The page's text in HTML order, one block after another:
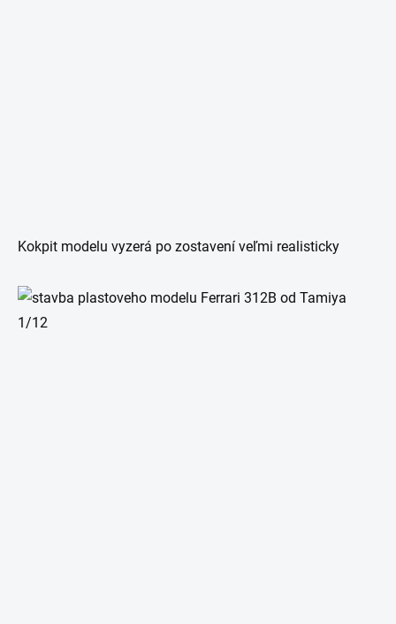
Kokpit modelu vyzerá po zostavení veľmi realisticky